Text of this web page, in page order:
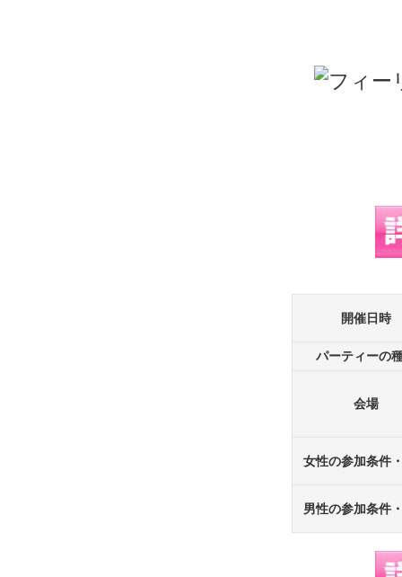
開催日時
パーティーの
会場
女性の参加条件
男性の参加条件